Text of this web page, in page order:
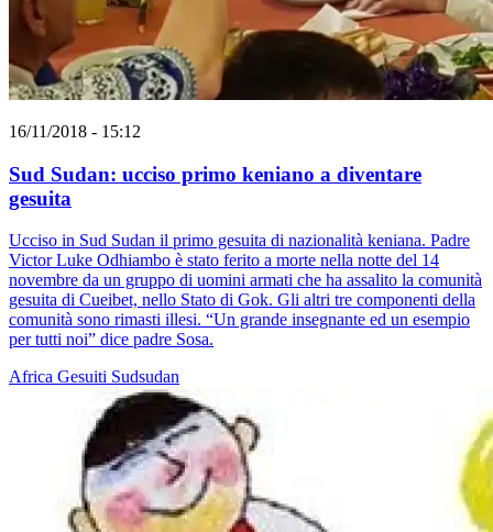
16/11/2018 - 15:12
Sud Sudan: ucciso primo keniano a diventare
gesuita
Ucciso in Sud Sudan il primo gesuita di nazionalità keniana. Padre
Victor Luke Odhiambo è stato ferito a morte nella notte del 14
novembre da un gruppo di uomini armati che ha assalito la comunità
gesuita di Cueibet, nello Stato di Gok. Gli altri tre componenti della
comunità sono rimasti illesi. “Un grande insegnante ed un esempio
per tutti noi” dice padre Sosa.
Africa Gesuiti Sudsudan